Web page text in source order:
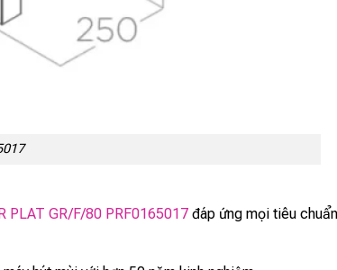
PLAT GR/F/80 PRF0165017 đáp ứng mọi tiêu